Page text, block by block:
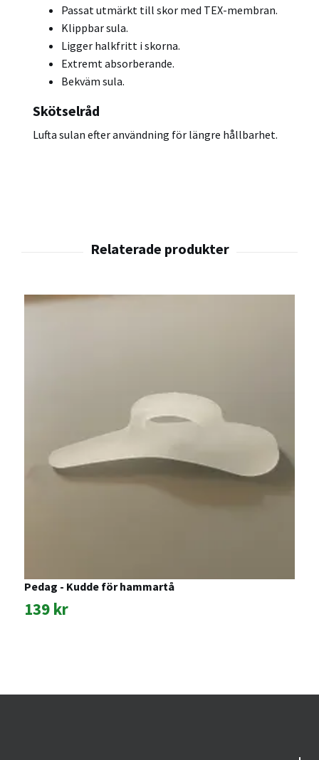
Passat utmärkt till skor med TEX-membran.
Klippbar sula.
Ligger halkfritt i skorna.
Extremt absorberande.
Bekväm sula.
Skötselråd
Lufta sulan efter användning för längre hållbarhet.
Pedag - Kudde för hammartå
139 kr